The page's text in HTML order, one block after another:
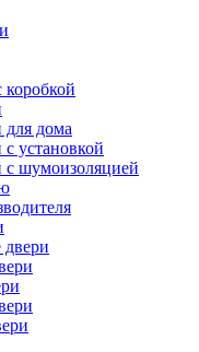
для дома
установкой
с шумоизоляцией
двери